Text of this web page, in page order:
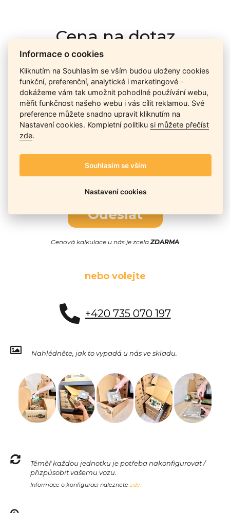
Cena na dotaz
Ceny závisí na množství kusů skladem, dostupnosti náhrad,
výkonnosti a atypičnosti daného modelu. Pokusíme se
nabídnout aktuálněnejlepší cenu, a Vy si vyberete, co je pro
Vás nejvýhodnější.
Odeslat
Cenová kalkulace u nás je zcelaZDARMA
nebo volejte
+420 735 070 197
Nahlédněte, jak to vypadá u nás ve skladu.
Téměř každou jednotku je potřeba nakonfigurovat /
přizpůsobit vašemu vozu.
Informace o konfiguraci naleznete zde.
Informace o cookies
Kliknutím na Souhlasím se vším budou uloženy cookies
funkční, preferenční, analytické i marketingové -
dokážeme vám tak umožnit pohodlné používání webu,
měřit funkčnost našeho webu i vás cílit reklamou. Své
preference můžete snadno upravit kliknutím na
Nastavení cookies. Kompletní politiku si můžete přečíst
zde.
Souhlasím se vším
Nastavení cookies